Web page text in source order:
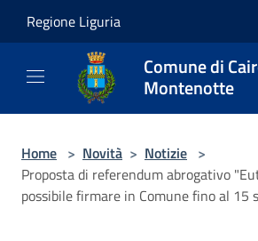
Regione Liguria
Comune di
Montenotte
Home > Novità > Notizie >
Proposta di referendum abrogativo
possibile firmare in Comune fino al 15